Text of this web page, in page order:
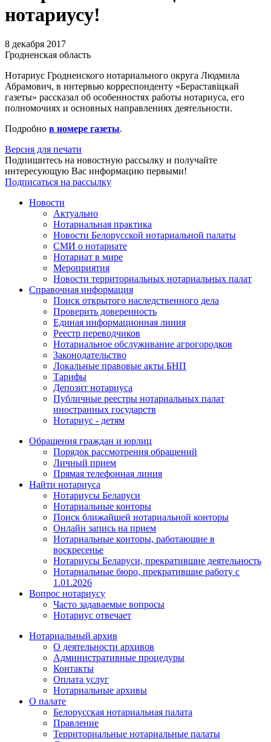
нотариусу!
8 декабря 2017
Гродненская область
Нотариус Гродненского нотариального округа Людмила
Абрамович, в интервью корреспонденту «Бераставіцкай
газеты» рассказал об особенностях работы нотариуса, его
полномочиях и основных направлениях деятельности.
Подробно в номере газеты.
Версия для печати
Подпишитесь на новостную рассылку и получайте
интересующую Вас информацию первыми!
Подписаться на рассылку
Новости
Актуально
Нотариальная практика
Новости Белорусской нотариальной палаты
СМИ о нотариате
Нотариат в мире
Мероприятия
Новости территориальных нотариальных палат
Справочная информация
Поиск открытого наследственного дела
Проверить доверенность
Единая информационная линия
Реестр переводчиков
Нотариальное обслуживание агрогородков
Законодательство
Локальные правовые акты БНП
Тарифы
Депозит нотариуса
Публичные реестры нотариальных палат
иностранных государств
Нотариус - детям
Обращения граждан и юрлиц
Порядок рассмотрения обращений
Личный прием
Прямая телефонная линия
Найти нотариуса
Нотариусы Беларуси
Нотариальные конторы
Поиск ближайшей нотариальной конторы
Онлайн запись на прием
Нотариальные конторы, работающие в
воскресенье
Нотариусы Беларуси, прекратившие деятельность
Нотариальные бюро, прекратившие работу с
1.01.2026
Вопрос нотариусу
Часто задаваемые вопросы
Нотариус отвечает
Нотариальный архив
О деятельности архивов
Административные процедуры
Контакты
Оплата услуг
Нотариальные архивы
О палате
Белорусская нотариальная палата
Правление
Территориальные нотариальные палаты